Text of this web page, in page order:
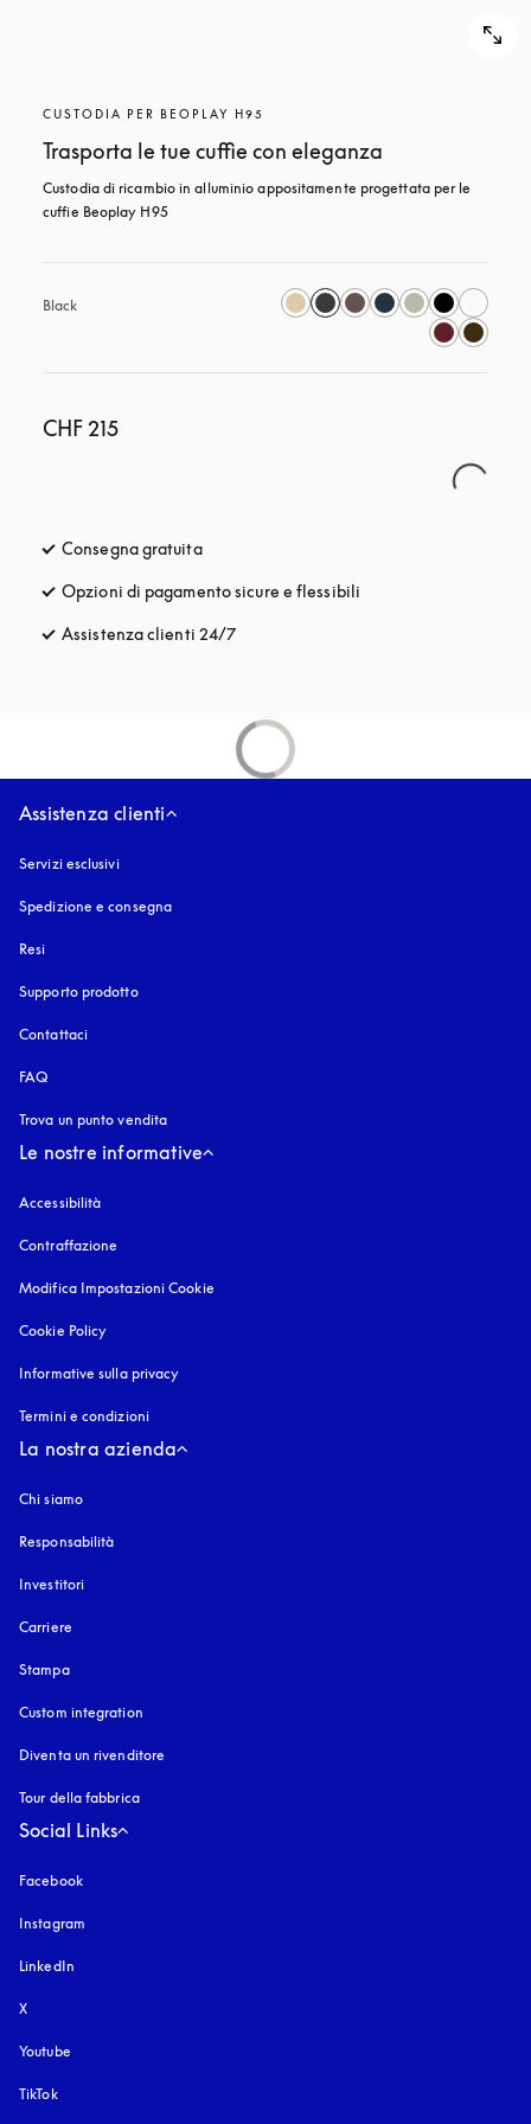
CUSTODIA PER BEOPLAY H95
Trasporta le tue cuffie con eleganza
Custodia di ricambio in alluminio appositamente progettata per le
cuffie Beoplay H95
Black
CHF 215
Consegna gratuitasi apre in una nuova finestra
Opzioni di pagamento sicure e flessibili
Assistenza clienti 24/7
Assistenza clienti
Servizi esclusivi
Spedizione e consegna
Resi
Supporto prodotto
Contattaci
FAQ
Trova un punto vendita
Le nostre informative
Accessibilità
Contraffazione
Modifica Impostazioni Cookie
Cookie Policy
Informative sulla privacy
Termini e condizioni
La nostra azienda
Chi siamo
Responsabilità
Investitori
Carriere
Stampa
Custom integration
Diventa un rivenditore
Tour della fabbrica
Social Links
Facebook
Instagram
LinkedIn
X
Youtube
TikTok